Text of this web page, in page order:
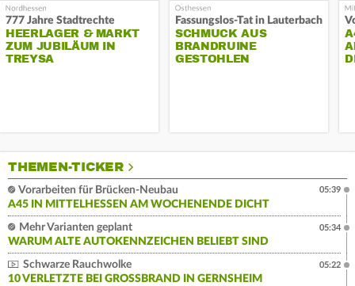
777 Jahre Stadtrechte
HEERLAGER & MARKT
ZUM JUBILÄUM IN
TREYSA
Fassungslos-Tat in Lauterbach
SCHMUCK AUS
BRANDRUINE
GESTOHLEN
THEMEN-TICKER
Vorarbeiten für Brücken-Neubau
A45 IN MITTELHESSEN AM WOCHENENDE DICHT
05:39
Mehr Varianten geplant
WARUM ALTE AUTOKENNZEICHEN BELIEBT SIND
05:34
Schwarze Rauchwolke
10 VERLETZTE BEI GROSSBRAND IN GERNSHEIM
05:22